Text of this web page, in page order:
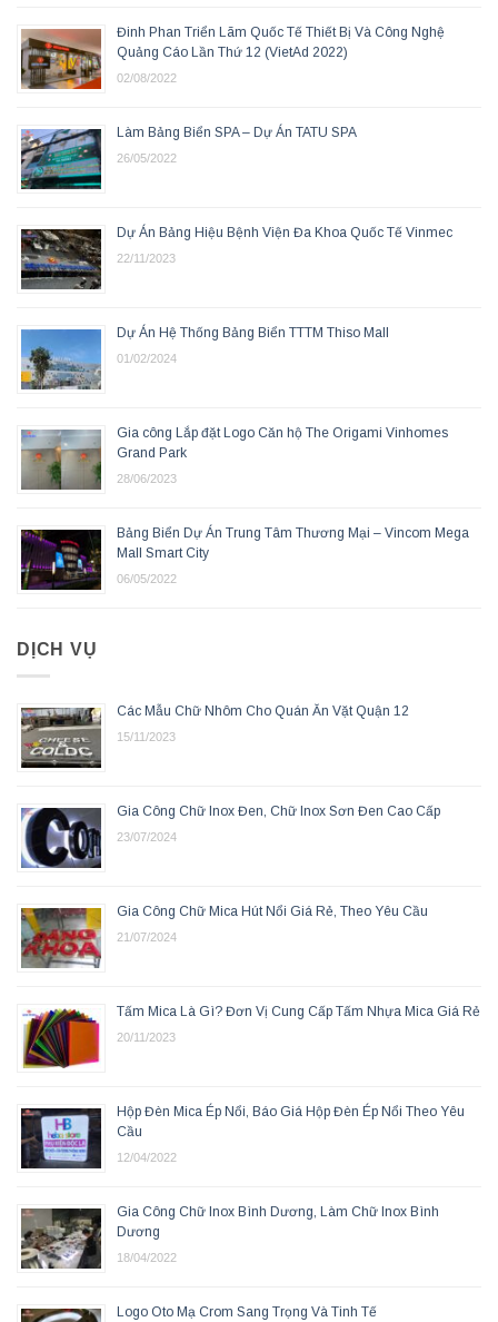
Đinh Phan Triển Lãm Quốc Tế Thiết Bị Và Công Nghệ
Quảng Cáo Lần Thứ 12 (VietAd 2022)
02/08/2022
Làm Bảng Biển SPA – Dự Án TATU SPA
26/05/2022
Dự Án Bảng Hiệu Bệnh Viện Đa Khoa Quốc Tế Vinmec
22/11/2023
Dự Án Hệ Thống Bảng Biển TTTM Thiso Mall
01/02/2024
Gia công Lắp đặt Logo Căn hộ The Origami Vinhomes
Grand Park
28/06/2023
Bảng Biển Dự Án Trung Tâm Thương Mại – Vincom Mega
Mall Smart City
06/05/2022
DỊCH VỤ
Các Mẫu Chữ Nhôm Cho Quán Ăn Vặt Quận 12
15/11/2023
Gia Công Chữ Inox Đen, Chữ Inox Sơn Đen Cao Cấp
23/07/2024
Gia Công Chữ Mica Hút Nổi Giá Rẻ, Theo Yêu Cầu
21/07/2024
Tấm Mica Là Gì? Đơn Vị Cung Cấp Tấm Nhựa Mica Giá Rẻ
20/11/2023
Hộp Đèn Mica Ép Nổi, Báo Giá Hộp Đèn Ép Nổi Theo Yêu
Cầu
12/04/2022
Gia Công Chữ Inox Bình Dương, Làm Chữ Inox Bình
Dương
18/04/2022
Logo Oto Mạ Crom Sang Trọng Và Tinh Tế